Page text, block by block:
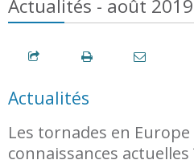
Actualités - août 2019
Actualités
Les tornades en
connaissances actuelles